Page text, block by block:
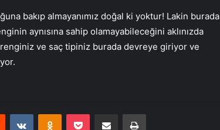
bakıp almayanımız doğal ki yoktur! Lakin burada
aynısına sahip olamayabileceğini aklınızda
ve saç tipiniz burada devreye giriyor ve
Reddit VKontakteOdnoklassniki
Pocket E-Posta ile paylaş Yazdır